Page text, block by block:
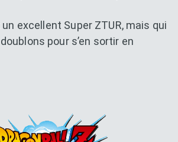
un excellent Super ZTUR, mais qui
pour s’en sortir en
Dokkan Essentials x Dragon